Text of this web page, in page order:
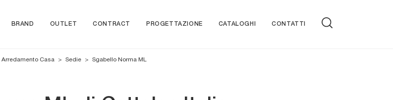
BRAND OUTLET CONTRACT PROGETTAZIONE CATALOGHI CONTATTI
Arredamento Casa > Sedie > Sgabello Norma ML